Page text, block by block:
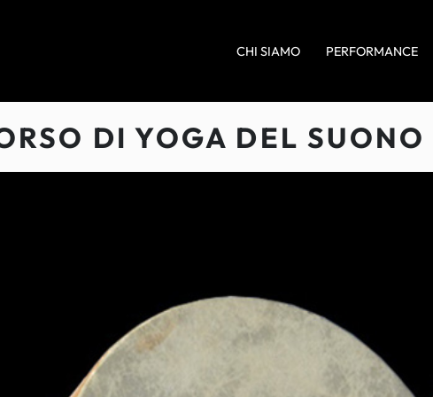
CHI SIAMO PERFORMANCE
DI YOGA DEL SUONO